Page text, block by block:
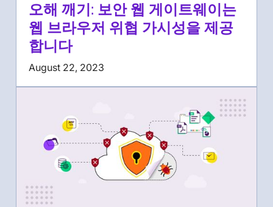
오해 깨기: 보안 웹 게이트웨이는
웹 브라우저 위협 가시성을 제공
합니다
August 22, 2023